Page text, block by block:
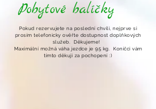
Pobytové balíčky
Pokud rezervujete na poslední chvíli, nejprve si
prosím telefonicky ověřte dostupnost doplňkových
služeb. Děkujeme!
Maximální možná váha jezdce je 95 kg. Koníčci vám
tímto děkuji za pochopení :)